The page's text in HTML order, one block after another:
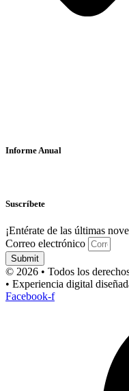
Informe Anual
Suscríbete
¡Entérate de las últimas
Correo electrónico
Submit
© 2026 • Todos los
• Experiencia digital
Facebook-f